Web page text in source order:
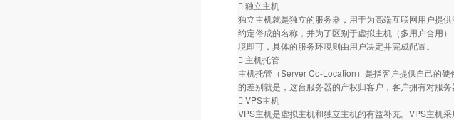
 独立主机
独立主机就是独立的服务器，用于为高端互联网用户提
约定俗成的名称，并为了区别于虚拟主机（多用户合用
境即可，具体的服务环境则由用户决定并完成配置。
 主机托管
主机托管（Server Co-Location）是指客户提供自己的
的差别就是，这台服务器的产权归客户，客户拥有对服
 VPS主机
VPS主机是虚拟主机和独立主机的有益补充。VPS主机